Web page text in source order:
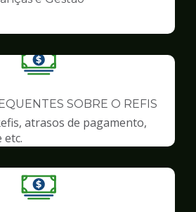
Ilustração
pagina
Finanças
SOBRE O REFIS
atrasos de pagamento,
etc.
Ilustração